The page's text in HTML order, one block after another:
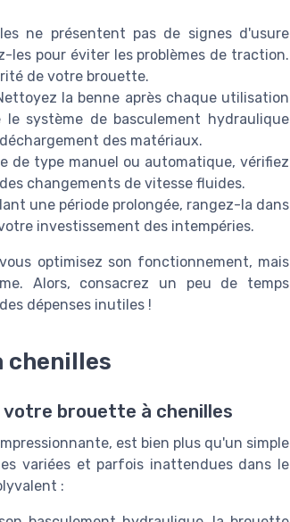
ne présentent pas de signes d'usure
les pour éviter les problèmes de traction.
de votre brouette.
la benne après chaque utilisation
système de basculement hydraulique
des matériaux.
de type manuel ou automatique, vérifiez
changements de vitesse fluides.
une période prolongée, rangez-la dans
investissement des intempéries.
optimisez son fonctionnement, mais
Alors, consacrez un peu de temps
dépenses inutiles !
chenilles
brouette à chenilles
est bien plus qu'un simple
variées et parfois inattendues dans le
: